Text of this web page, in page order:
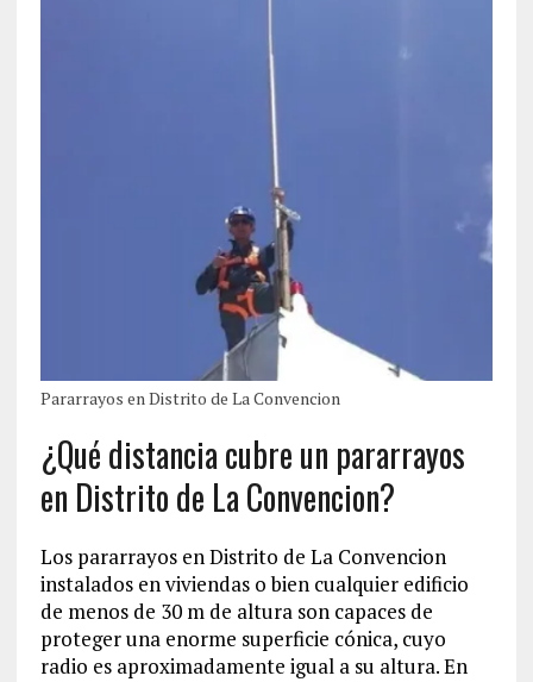
Pararrayos en Distrito de La Convencion‎
¿Qué distancia cubre un pararrayos
en Distrito de La Convencion‎?
Los pararrayos en Distrito de La Convencion‎
instalados en viviendas o bien cualquier edificio
de menos de 30 m de altura son capaces de
proteger una enorme superficie cónica, cuyo
radio es aproximadamente igual a su altura. En